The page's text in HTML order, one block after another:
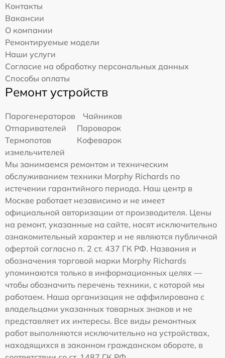
Контакты
Вакансии
О компании
Ремонтируемые модели
Наши услуги
Согласие на обработку персональных данных
Способы оплаты
Ремонт устройств
Парогенераторов
Чайников
Отпаривателей
Пароварок
Термопотов
Кофеварок
измельчителей
Мы занимаемся ремонтом и техническим
обслуживанием техники Morphy Richards по
истечении гарантийного периода. Наш центр в
Москве работает независимо и не имеет
официальной авторизации от производителя. Цены
на ремонт, указанные на сайте, носят исключительно
ознакомительный характер и не являются публичной
офертой согласно п. 2 ст. 437 ГК РФ. Названия и
обозначения торговой марки Morphy Richards
упоминаются только в информационных целях —
чтобы обозначить перечень техники, с которой мы
работаем. Наша организация не аффилирована с
владельцами указанных товарных знаков и не
представляет их интересы. Все виды ремонтных
работ выполняются исключительно на устройствах,
находящихся в законном гражданском обороте, в